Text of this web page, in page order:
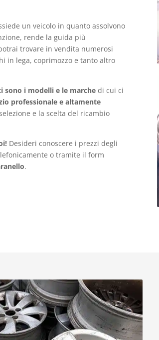
un veicolo in quanto assolvono
rende la guida più
trovare in vendita numerosi
in lega, coprimozzo e tanto altro
sono i modelli e le marche di cui ci
professionale e altamente
e la scelta del ricambio
Desideri conoscere i prezzi degli
o tramite il form
.